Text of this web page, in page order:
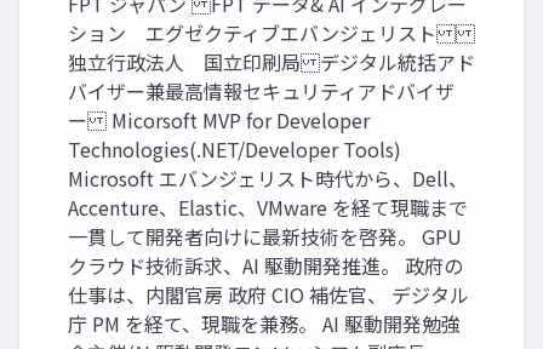
ション エグゼクティブエバンジェリスト
独立行政法人 国立印刷局 デジタル統括アド
バイザー兼最高情報セキュリティアドバイザ
ー Micorsoft MVP for Developer
Technologies(.NET/Developer Tools)
Microsoft エバンジェリスト時代から、Dell、
Accenture、Elastic、VMware を経て現職まで
一貫して開発者向けに最新技術を啓発。 GPU
クラウド技術訴求、AI 駆動開発推進。 政府の
仕事は、内閣官房 政府 CIO 補佐官、 デジタル
庁 PM を経て、現職を兼務。 AI 駆動開発勉強